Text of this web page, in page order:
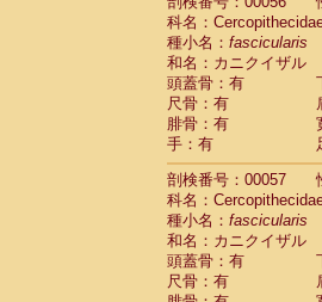
科名：
種小名： fascicularis
和名：カニクイザル
頭蓋骨：有
尺骨：有
腓骨：有
手：有
剖検番号：00057
科名：
種小名： fascicularis
和名：カニクイザル
頭蓋骨：有
尺骨：有